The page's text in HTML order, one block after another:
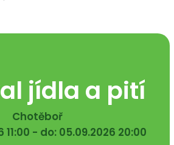
jídla a pití
Chotěboř
11:00 - do: 05.09.2026 20:00